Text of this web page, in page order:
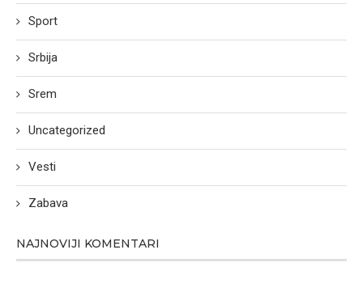
Sport
Srbija
Srem
Uncategorized
Vesti
Zabava
NAJNOVIJI KOMENTARI